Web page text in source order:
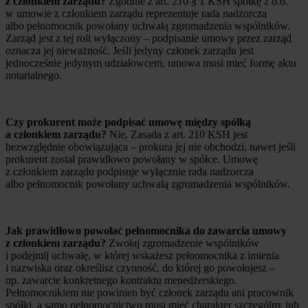
w umowie z członkiem zarządu reprezentuje rada nadzorcza
albo pełnomocnik powołany uchwałą zgromadzenia wspólników.
Zarząd jest z tej roli wyłączony – podpisanie umowy przez zarząd
oznacza jej nieważność. Jeśli jedyny członek zarządu jest
jednocześnie jedynym udziałowcem, umowa musi mieć formę aktu
notarialnego.
Czy prokurent może podpisać umowę między spółką
a członkiem zarządu? Nie. Zasada z art. 210 KSH jest
bezwzględnie obowiązująca – prokura jej nie obchodzi, nawet jeśli
prokurent został prawidłowo powołany w spółce. Umowę
z członkiem zarządu podpisuje wyłącznie rada nadzorcza
albo pełnomocnik powołany uchwałą zgromadzenia wspólników.
Jak prawidłowo powołać pełnomocnika do zawarcia umowy
z członkiem zarządu? Zwołaj zgromadzenie wspólników
i podejmij uchwałę, w której wskażesz pełnomocnika z imienia
i nazwiska oraz określisz czynność, do której go powołujesz –
np. zawarcie konkretnego kontraktu menedżerskiego.
Pełnomocnikiem nie powinien być członek zarządu ani pracownik
spółki, a samo pełnomocnictwo musi mieć charakter szczególny lub